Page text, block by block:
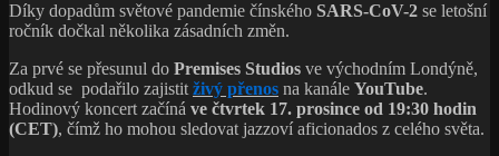
Díky dopadům světové pandemie čínského SARS-CoV-2 se letošní
ročník dočkal několika zásadních změn.
Za prvé se přesunul do Premises Studios ve východním Londýně,
odkud se podařilo zajistit živý přenos na kanále YouTube.
Hodinový koncert začíná ve čtvrtek 17. prosince od 19:30 hodin
(CET), čímž ho mohou sledovat jazzoví aficionados z celého světa.